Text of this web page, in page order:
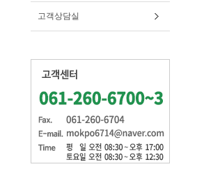
고객상담실